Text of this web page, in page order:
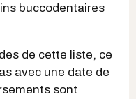
buccodentaires
de cette liste, ce
avec une date de
sont